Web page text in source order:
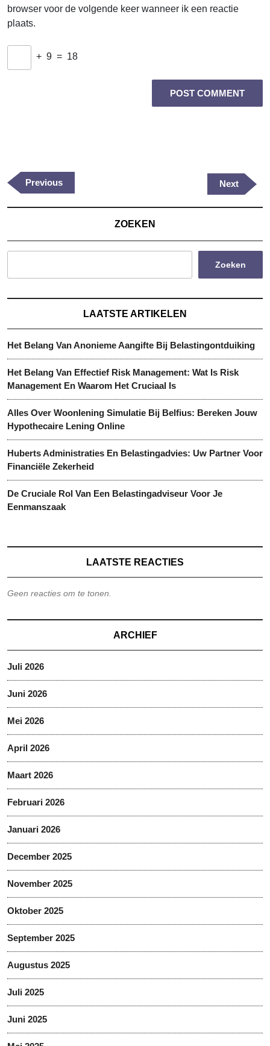
browser voor de volgende keer wanneer ik een reactie
plaats.
+ 9 = 18
Previous
Post
Previous
Next
Post
Next
ZOEKEN
Zoeken
LAATSTE ARTIKELEN
Het Belang Van Anonieme Aangifte Bij Belastingontduiking
Het Belang Van Effectief Risk Management: Wat Is Risk
Management En Waarom Het Cruciaal Is
Alles Over Woonlening Simulatie Bij Belfius: Bereken Jouw
Hypothecaire Lening Online
Huberts Administraties En Belastingadvies: Uw Partner Voor
Financiële Zekerheid
De Cruciale Rol Van Een Belastingadviseur Voor Je
Eenmanszaak
LAATSTE REACTIES
Geen reacties om te tonen.
ARCHIEF
Juli 2026
Juni 2026
Mei 2026
April 2026
Maart 2026
Februari 2026
Januari 2026
December 2025
November 2025
Oktober 2025
September 2025
Augustus 2025
Juli 2025
Juni 2025